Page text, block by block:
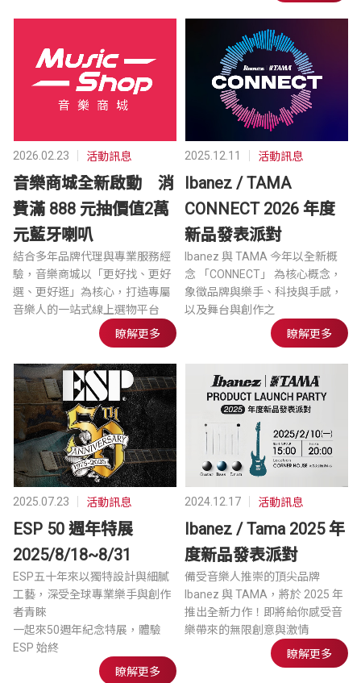
2026.02.23 活動訊息
音樂商城全新啟動 消
費滿 888 元抽價值2萬
元藍牙喇叭
結合多年品牌代理與專業服務經
驗，音樂商城以「更好找、更好
選、更好逛」為核心，打造專屬
音樂人的一站式線上選物平台
瞭解更多
2025.12.11 活動訊息
Ibanez / TAMA
CONNECT 2026 年度
新品發表派對
Ibanez 與 TAMA 今年以全新概
念 「CONNECT」 為核心概念，
象徵品牌與樂手、科技與手感，
以及舞台與創作之
瞭解更多
2025.07.23 活動訊息
ESP 50 週年特展
2025/8/18~8/31
ESP五十年來以獨特設計與細膩
工藝，深受全球專業樂手與創作
者青睞
一起來50週年紀念特展，體驗
ESP 始終
瞭解更多
2024.12.17 活動訊息
Ibanez / Tama 2025 年
度新品發表派對
備受音樂人推崇的頂尖品牌
Ibanez 與 TAMA，將於 2025 年
推出全新力作！即將給你感受音
樂帶來的無限創意與激情
瞭解更多